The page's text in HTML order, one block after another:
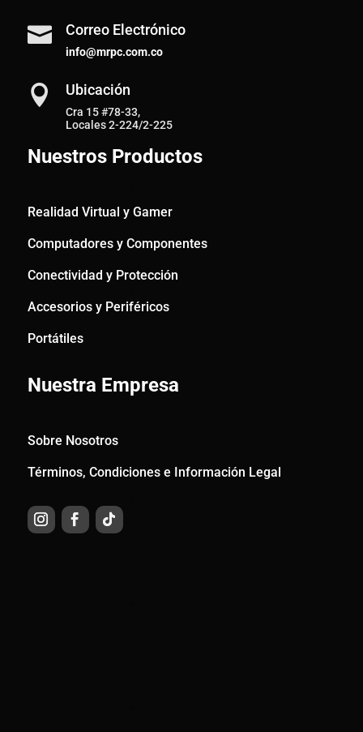
 Correo Electrónico
info@mrpc.com.co
 Ubicación
Cra 15 #78-33,
Locales 2-224/2-225
Nuestros Productos
Realidad Virtual y Gamer
Computadores y Componentes
Conectividad y Protección
Accesorios y Periféricos
Portátiles
Nuestra Empresa
Sobre Nosotros
Términos, Condiciones e Información Legal